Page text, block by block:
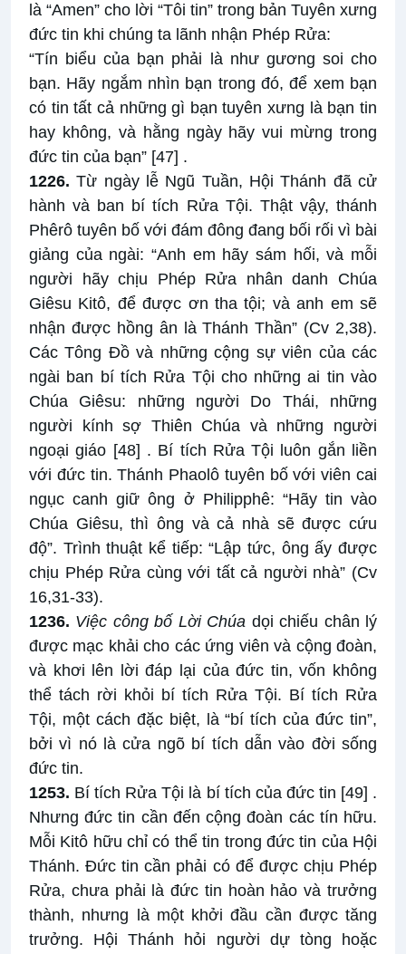
là “Amen” cho lời “Tôi tin” trong bản Tuyên xưng
đức tin khi chúng ta lãnh nhận Phép Rửa:
“Tín biểu của bạn phải là như gương soi cho
bạn. Hãy ngắm nhìn bạn trong đó, để xem bạn
có tin tất cả những gì bạn tuyên xưng là bạn tin
hay không, và hằng ngày hãy vui mừng trong
đức tin của bạn” [47] .
1226.Từ ngày lễ Ngũ Tuần, Hội Thánh đã cử
hành và ban bí tích Rửa Tội. Thật vậy, thánh
Phêrô tuyên bố với đám đông đang bối rối vì bài
giảng của ngài: “Anh em hãy sám hối, và mỗi
người hãy chịu Phép Rửa nhân danh Chúa
Giêsu Kitô, để được ơn tha tội; và anh em sẽ
nhận được hồng ân là Thánh Thần” (Cv 2,38).
Các Tông Đồ và những cộng sự viên của các
ngài ban bí tích Rửa Tội cho những ai tin vào
Chúa Giêsu: những người Do Thái, những
người kính sợ Thiên Chúa và những người
ngoại giáo [48] . Bí tích Rửa Tội luôn gắn liền
với đức tin. Thánh Phaolô tuyên bố với viên cai
ngục canh giữ ông ở Philipphê: “Hãy tin vào
Chúa Giêsu, thì ông và cả nhà sẽ được cứu
độ”. Trình thuật kể tiếp: “Lập tức, ông ấy được
chịu Phép Rửa cùng với tất cả người nhà” (Cv
16,31-33).
1236. Việc công bố Lời Chúa dọi chiếu chân lý
được mạc khải cho các ứng viên và cộng đoàn,
và khơi lên lời đáp lại của đức tin, vốn không
thể tách rời khỏi bí tích Rửa Tội. Bí tích Rửa
Tội, một cách đặc biệt, là “bí tích của đức tin”,
bởi vì nó là cửa ngõ bí tích dẫn vào đời sống
đức tin.
1253. Bí tích Rửa Tội là bí tích của đức tin [49] .
Nhưng đức tin cần đến cộng đoàn các tín hữu.
Mỗi Kitô hữu chỉ có thể tin trong đức tin của Hội
Thánh. Đức tin cần phải có để được chịu Phép
Rửa, chưa phải là đức tin hoàn hảo và trưởng
thành, nhưng là một khởi đầu cần được tăng
trưởng. Hội Thánh hỏi người dự tòng hoặc